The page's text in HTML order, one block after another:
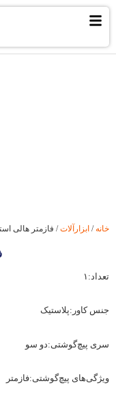
خانه/ ابزارآلات/ فازمتر هالی
تعداد:۱
جنس کاور:پلاستیک
سری پیچ‌گوشتی:دو سو
ویژگی‌های پیچ‌گوشتی:فازمتر